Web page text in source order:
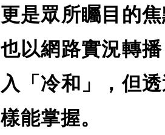
更是眾所矚目的
也以網路實況轉
入「冷和」，但
樣能掌握。